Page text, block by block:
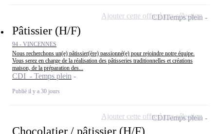
Pâtissier (H/F)
94 - VINCENNES
Nous recherchons un(e) pâtissier(ère) passionné(e) pour rejoindre notre équipe.
Vous serez en charge de la réalisation des pâtisseries traditionnelles et créations
maison, de la préparation des...
CDI - Temps plein
Publié il y a 30 jours
CDITemps plein
Ajouter cette offre à ma sélection
Chocolatier / pâtissier (H/F)
CDITemps plein
Ajouter cette offre à ma sélection